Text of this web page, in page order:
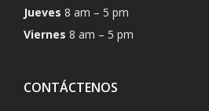
Jueves 8 am – 5 pm
Viernes 8 am – 5 pm
CONTÁCTENOS